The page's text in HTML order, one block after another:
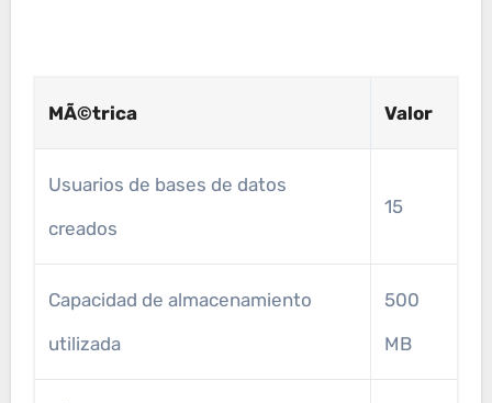
MÃ©trica Valor
Usuarios de bases de datos
creados
15
Capacidad de almacenamiento
utilizada
500
MB